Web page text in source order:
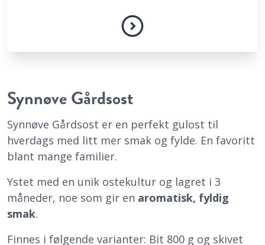
Synnøve Gårdsost
Synnøve Gårdsost er en perfekt gulost til
hverdags med litt mer smak og fylde. En favoritt
blant mange familier.
Ystet med en unik ostekultur og lagret i 3
måneder, noe som gir en aromatisk, fyldig
smak.
Finnes i følgende varianter: Bit 800 g og skivet